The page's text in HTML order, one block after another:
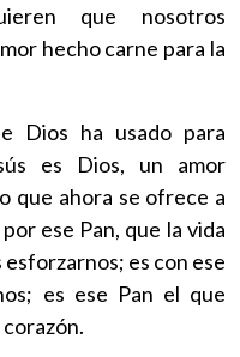
que nosotros
hecho carne para la
Dios ha usado para
es Dios, un amor
que ahora se ofrece a
ese Pan, que la vida
es con ese
es ese Pan el que